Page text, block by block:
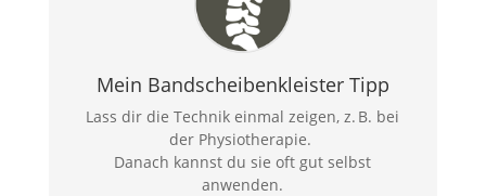
Mein Bandscheibenkleister Tipp
Lass dir die Technik einmal zeigen, z. B. bei
der Physiotherapie.
Danach kannst du sie oft gut selbst
anwenden.